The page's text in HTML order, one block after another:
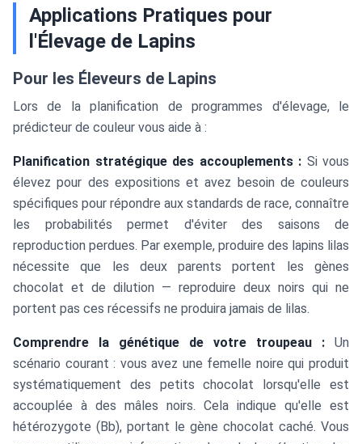
Applications Pratiques pour
l'Élevage de Lapins
Pour les Éleveurs de Lapins
Lors de la planification de programmes d'élevage, le
prédicteur de couleur vous aide à :
Planification stratégique des accouplements : Si vous
élevez pour des expositions et avez besoin de couleurs
spécifiques pour répondre aux standards de race, connaître
les probabilités permet d'éviter des saisons de
reproduction perdues. Par exemple, produire des lapins lilas
nécessite que les deux parents portent les gènes
chocolat et de dilution — reproduire deux noirs qui ne
portent pas ces récessifs ne produira jamais de lilas.
Comprendre la génétique de votre troupeau : Un
scénario courant : vous avez une femelle noire qui produit
systématiquement des petits chocolat lorsqu'elle est
accouplée à des mâles noirs. Cela indique qu'elle est
hétérozygote (Bb), portant le gène chocolat caché. Vous